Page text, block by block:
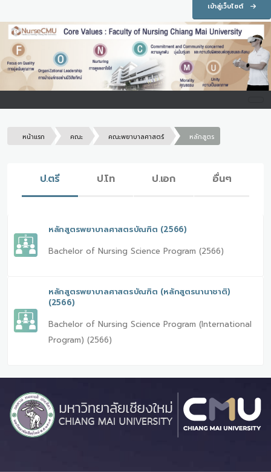
เข้าสู่เว็บไซต์
หน้าแรก คณะ คณะพยาบาลศาสตร์ หลักสูตร
ป.ตรี ป.โท ป.เอก อื่นๆ
หลักสูตรพยาบาลศาสตรบัณฑิต (2566)
Bachelor of Nursing Science Program (2566)
หลักสูตรพยาบาลศาสตรบัณฑิต (หลักสูตรนานาชาติ)
(2566)
Bachelor of Nursing Science Program (International
Program) (2566)